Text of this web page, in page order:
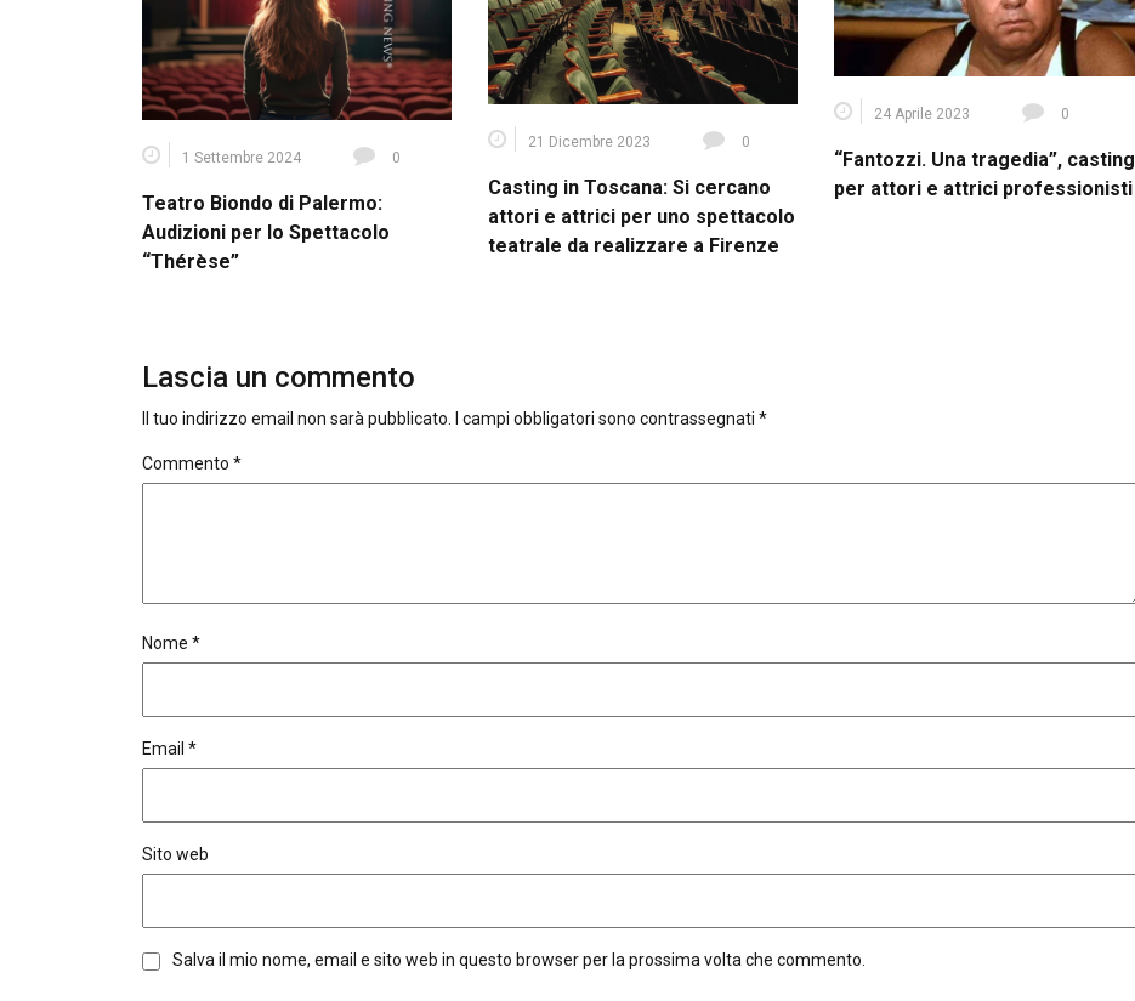
1 Settembre 2024 0
Teatro Biondo di Palermo:
Audizioni per lo Spettacolo
“Thérèse”
21 Dicembre 2023 0
Casting in Toscana: Si cercano
attori e attrici per uno spettacolo
teatrale da realizzare a Firenze
24 Aprile 2023 0
“Fantozzi. Una tragedia”, casting
per attori e attrici professionisti
Lascia un commento
Il tuo indirizzo email non sarà pubblicato. I campi obbligatori sono contrassegnati *
Commento *
Nome *
Email *
Sito web
Salva il mio nome, email e sito web in questo browser per la prossima volta che commento.